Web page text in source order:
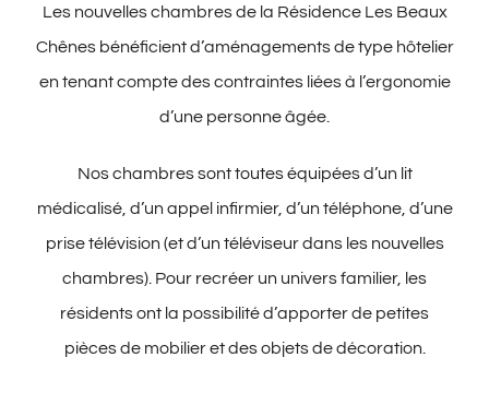
Les nouvelles chambres de la Résidence Les Beaux
Chênes bénéficient d’aménagements de type hôtelier
en tenant compte des contraintes liées à l’ergonomie
d’une personne âgée.
Nos chambres sont toutes équipées d’un lit
médicalisé, d’un appel infirmier, d’un téléphone, d’une
prise télévision (et d’un téléviseur dans les nouvelles
chambres). Pour recréer un univers familier, les
résidents ont la possibilité d’apporter de petites
pièces de mobilier et des objets de décoration.